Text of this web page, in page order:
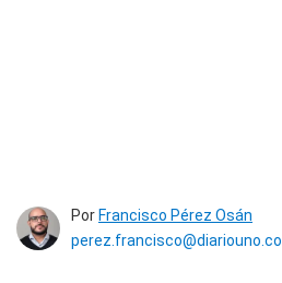
Por Francisco Pérez Osán